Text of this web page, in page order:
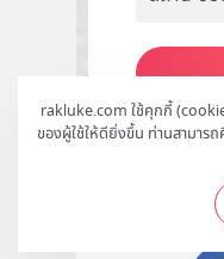
rakluke.com ใช้คุกกี้
ของผู้ใช้ให้ดียิ่งขึ้น ท่านสามารถ